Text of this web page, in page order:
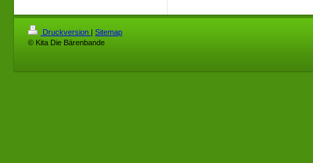
Druckversion | Sitemap
© Kita Die Bärenbande